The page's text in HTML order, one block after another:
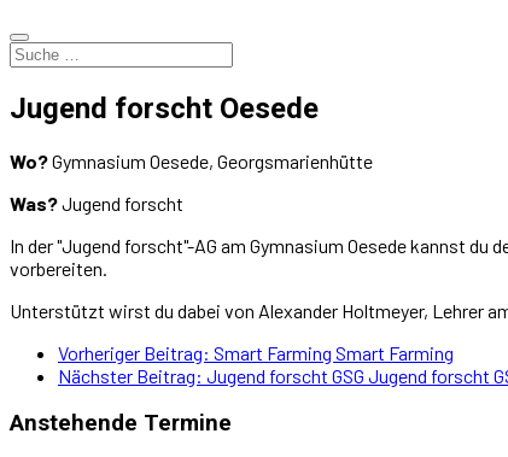
Jugend forscht Oesede
Wo?Gymnasium Oesede, Georgsmarienhütte
Was?Jugend forscht
In der "Jugend forscht"-AG am Gymnasium Oesede kannst
vorbereiten.
Unterstützt wirst du dabei von Alexander Holtmeyer, Lehrer
Vorheriger Beitrag: Smart Farming Smart Farming
Nächster Beitrag: Jugend forscht GSG Jugend forscht
Anstehende Termine